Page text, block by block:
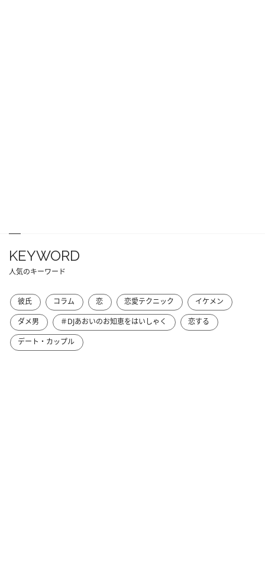
KEYWORD
人気のキーワード
彼氏 コラム 恋 恋愛テクニック
イケメン
ダメ男
＃DJあおいのお知恵をはいしゃく
恋する
デート・カップル